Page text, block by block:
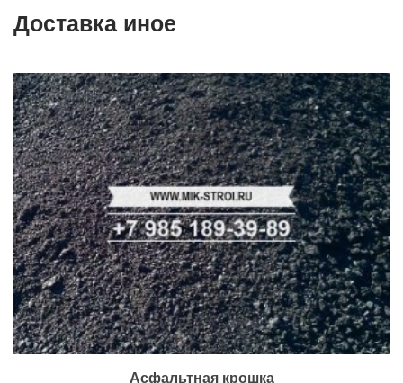
Доставка иное
Асфальтная крошка